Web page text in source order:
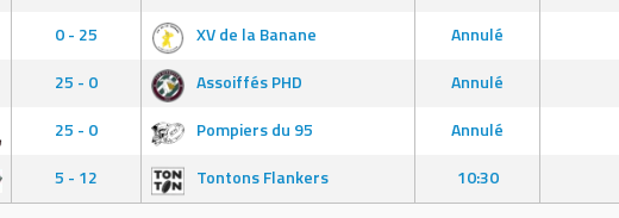
0 - 25 XV de la Banane Annulé
25 - 0 Assoiffés PHD Annulé
25 - 0 Pompiers du 95
Annulé
5 - 12 Tontons Flankers 10:30